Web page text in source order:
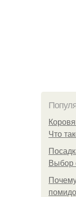
Что
Выбор